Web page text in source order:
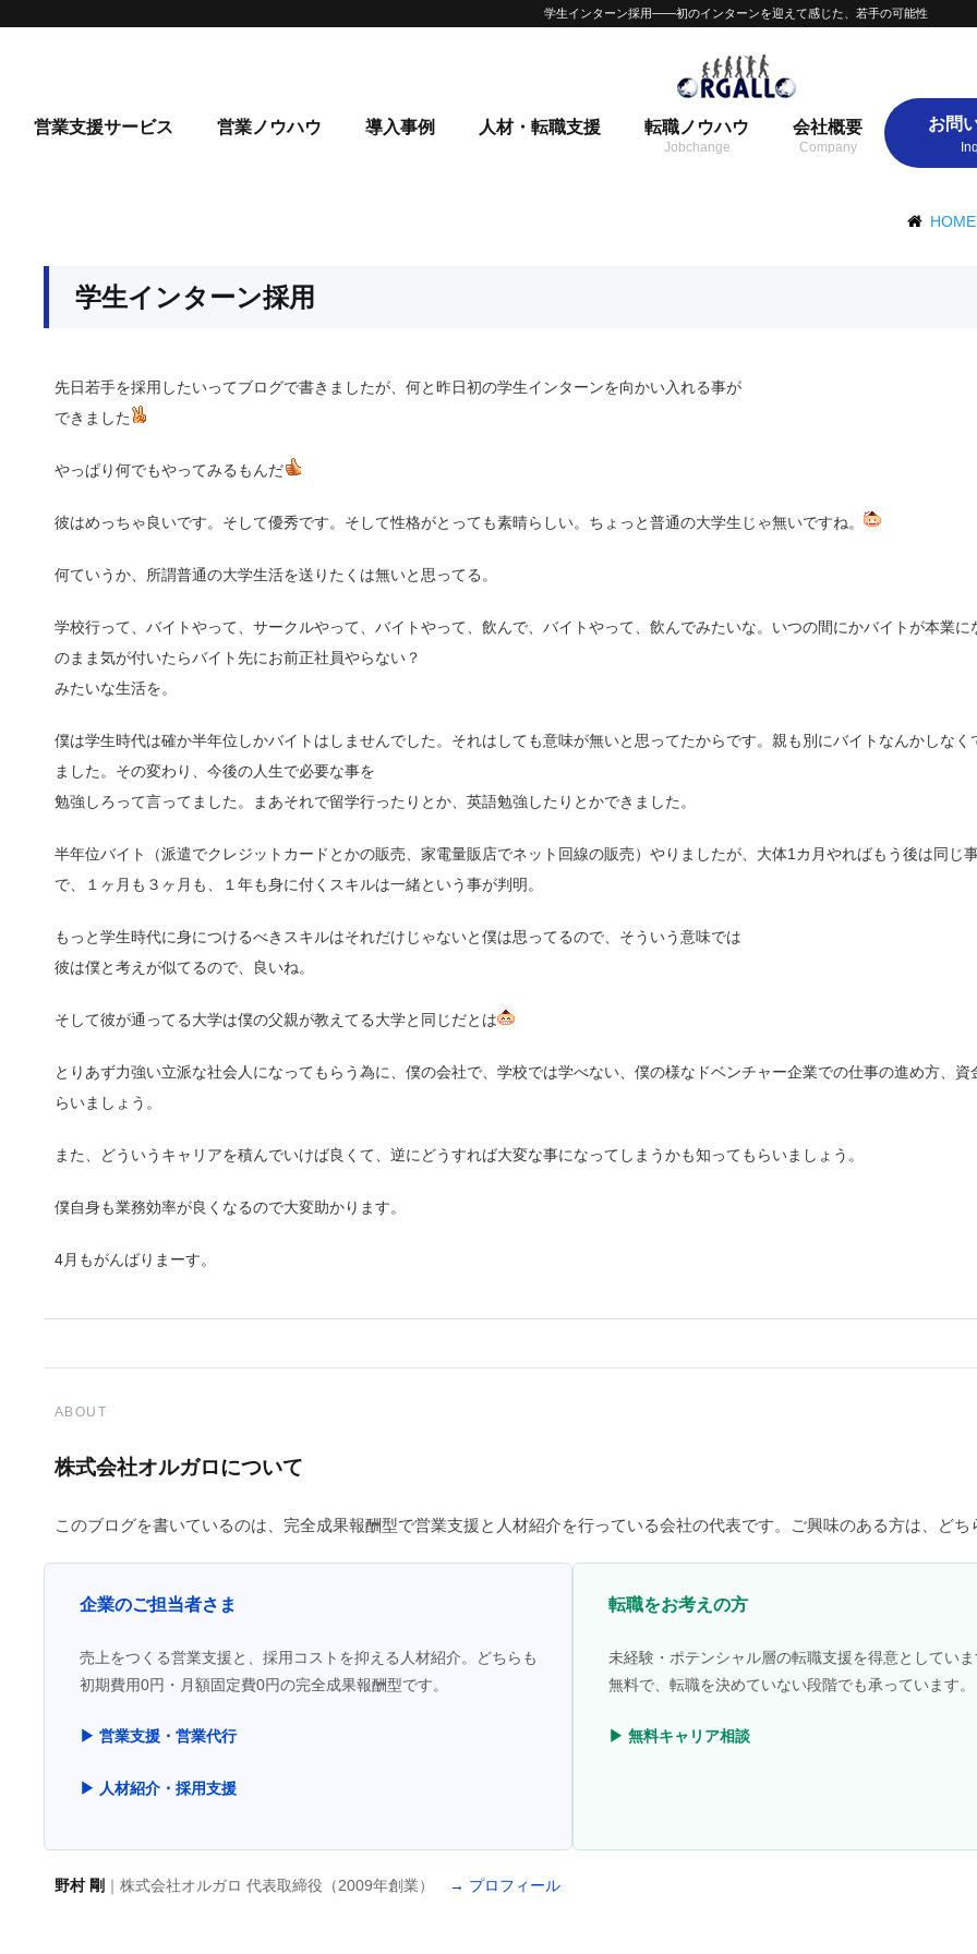
学生インターン採用——初のインターンを迎えて感じた、若手の可能性
営業支援サービス 営業ノウハウ 導入事例 人材・転職支援 転職ノウハウ 会社概要 お問
HOME
学生インターン採用
先日若手を採用したいってブログで書きましたが、何と昨日初の学生インターンを向かい入れる事が
できました
やっぱり何でもやってみるもんだ
彼はめっちゃ良いです。そして優秀です。そして性格がとっても素晴らしい。ちょっと普通の大学生じゃ無いですね。
何ていうか、所謂普通の大学生活を送りたくは無いと思ってる。
学校行って、バイトやって、サークルやって、バイトやって、飲んで、バイトやって、飲んでみたいな。いつの間にかバイトが本業に
のまま気が付いたらバイト先にお前正社員やらない？
みたいな生活を。
僕は学生時代は確か半年位しかバイトはしませんでした。それはしても意味が無いと思ってたからです。親も別にバイトなんかしなく
ました。その変わり、今後の人生で必要な事を
勉強しろって言ってました。まあそれで留学行ったりとか、英語勉強したりとかできました。
半年位バイト（派遣でクレジットカードとかの販売、家電量販店でネット回線の販売）やりましたが、大体1カ月やればもう後は同じ
で、１ヶ月も３ヶ月も、１年も身に付くスキルは一緒という事が判明。
もっと学生時代に身につけるべきスキルはそれだけじゃないと僕は思ってるので、そういう意味では
彼は僕と考えが似てるので、良いね。
そして彼が通ってる大学は僕の父親が教えてる大学と同じだとは
とりあず力強い立派な社会人になってもらう為に、僕の会社で、学校では学べない、僕の様なドベンチャー企業での仕事の進め方、資
らいましょう。
また、どういうキャリアを積んでいけば良くて、逆にどうすれば大変な事になってしまうかも知ってもらいましょう。
僕自身も業務効率が良くなるので大変助かります。
4月もがんばりまーす。
ABOUT
株式会社オルガロについて
このブログを書いているのは、完全成果報酬型で営業支援と人材紹介を行っている会社の代表です。ご興味のある方は、どち
企業のご担当者さま
売上をつくる営業支援と、採用コストを抑える人材紹介。どちらも
初期費用0円・月額固定費0円の完全成果報酬型です。
▶ 営業支援・営業代行
▶ 人材紹介・採用支援
転職をお考えの方
未経験・ポテンシャル層の転職支援を得意としてい
無料で、転職を決めていない段階でも承っています。
▶ 無料キャリア相談
野村 剛 ｜株式会社オルガロ 代表取締役（2009年創業） → プロフィール